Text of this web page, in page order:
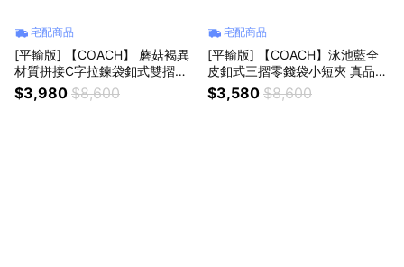
宅配商品
[平輸版] 【COACH】 蘑菇褐異
材質拼接C字拉鍊袋釦式雙摺短
夾 真品平輸
$3,980 $8,600
宅配商品
[平輸版] 【COACH】泳池藍全
皮釦式三摺零錢袋小短夾 真品平
輸
$3,580 $8,600